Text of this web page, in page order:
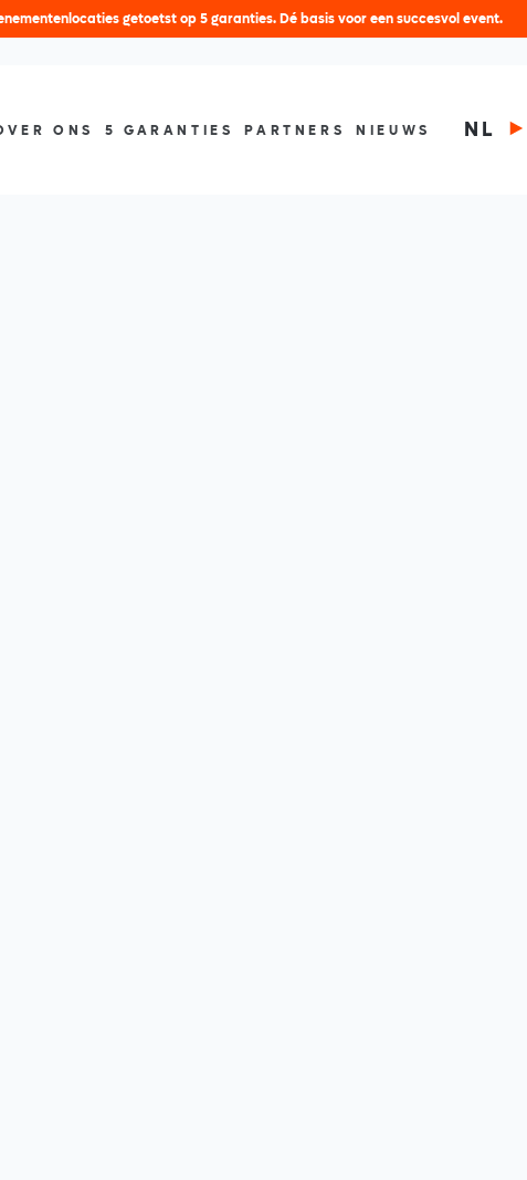
getoetst op 5 garanties. Dé basis voor een succesvol event.
ONS 5 GARANTIES PARTNERS NIEUWS NL